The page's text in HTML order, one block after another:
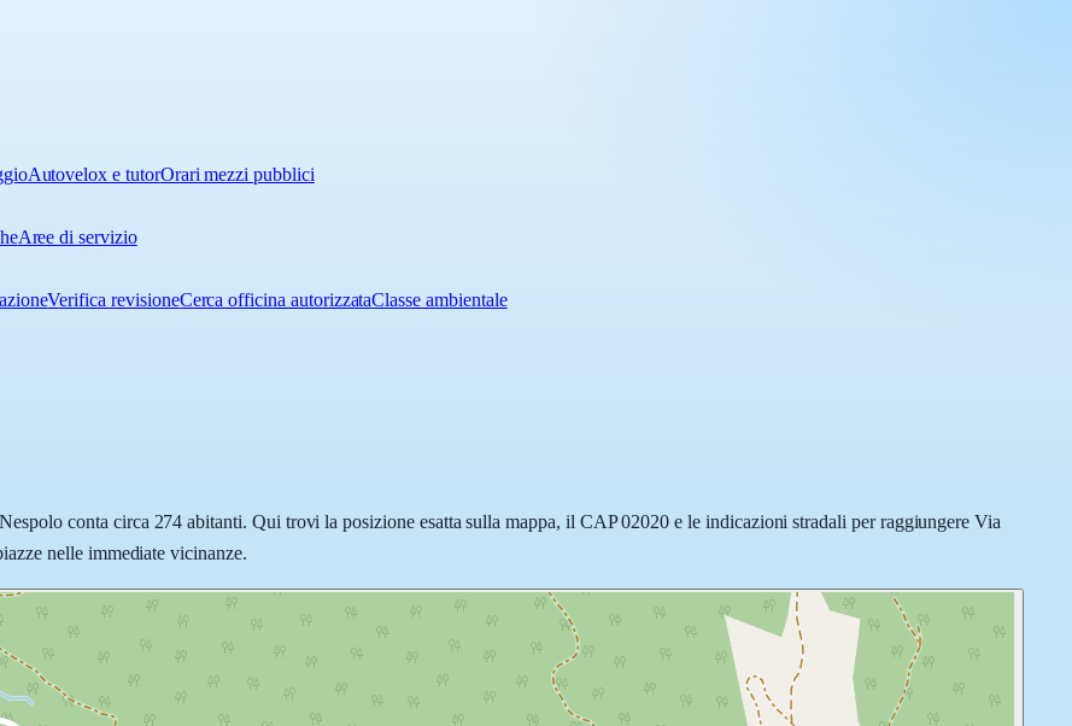
Autovelox e tutorOrari mezzi pubblici
Aree di servizio
Verifica revisioneCerca officina autorizzataClasse ambientale
conta circa 274 abitanti. Qui trovi la posizione esatta sulla mappa, il CAP 02020 e le indicazioni stradali per raggiungere Via
nelle immediate vicinanze.